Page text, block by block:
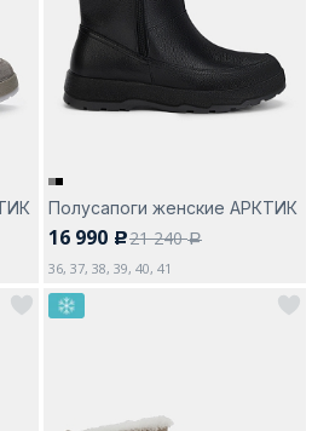
Полусапоги женские АРКТИК
16 990 c21 240a
36, 37, 38, 39, 40, 41